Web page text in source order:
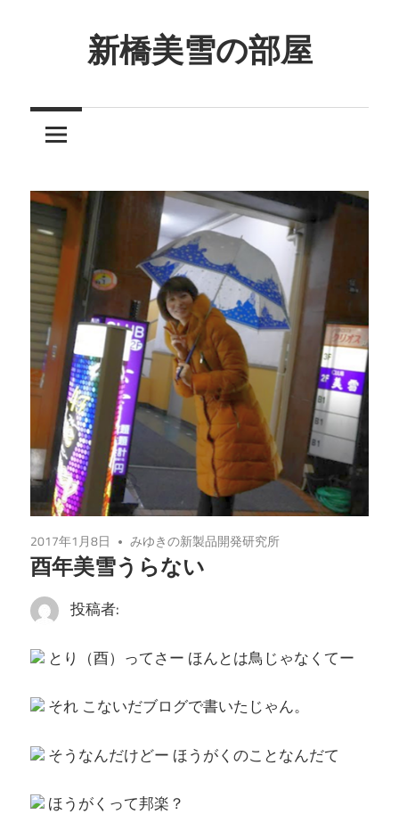
ツ
キ
ッ
プ
新橋美雪の部屋
ん
と
た
癒
し
の
空
間
2017年1月8日 みゆきの新製品開発研究所
酉年美雪うらない
投稿者:
とり（酉）ってさー ほんとは鳥じゃなくてー
それ こないだブログで書いたじゃん。
そうなんだけどー ほうがくのことなんだて
ほうがくって邦楽？